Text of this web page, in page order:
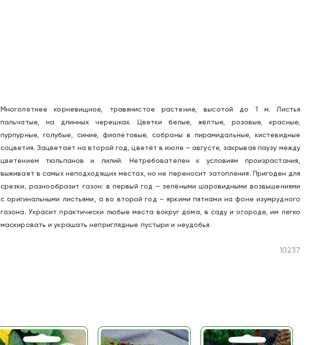
Многолетнее корневищное, травянистое растение, высотой до 1 м. Листья
пальчатые, на длинных черешках. Цветки белые, жёлтые, розовые, красные,
пурпурные, голубые, синие, фиолетовые, собраны в пирамидальные, кистевидные
соцветия. Зацветает на второй год, цветёт в июле – августе, закрывая паузу между
цветением тюльпанов и лилий. Нетребователен к условиям произрастания,
выживает в самых неподходящих местах, но не переносит затопления. Пригоден для
срезки, разнообразит газон: в первый год – зелёными шаровидными возвышениями
с оригинальными листьями, а во второй год – яркими пятнами на фоне изумрудного
газона. Украсит практически любые места вокруг дома, в саду и огороде, им легко
маскировать и украшать неприглядные пустыри и неудобья.
10237